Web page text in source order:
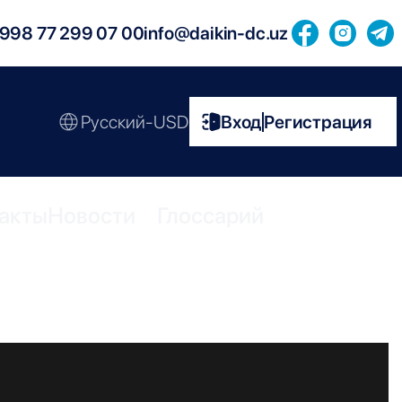
77 299 07 00info@daikin-dc.uz
Русский-USD ВходРегистрация